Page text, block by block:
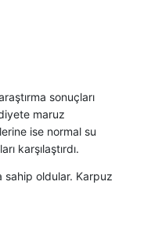
sonuçları
maruz
ise normal su
karşılaştırdı.
sahip oldular. Karpuz